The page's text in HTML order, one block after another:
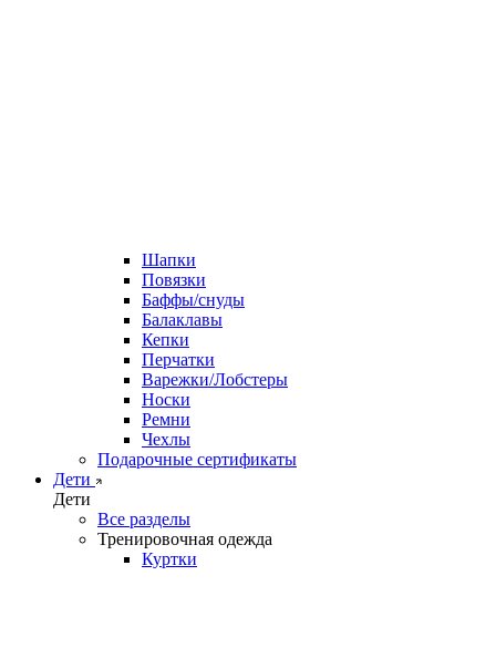
Шапки
Повязки
Баффы/снуды
Балаклавы
Кепки
Перчатки
Варежки/Лобстеры
Носки
Ремни
Чехлы
Подарочные сертификаты
Дети
Дети
Все разделы
Тренировочная одежда
Куртки